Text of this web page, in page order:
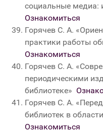
социальные медиа:
Ознакомиться
Горячев С. А.
практики работы
Ознакомиться
Горячев С. А.
периодическими
библиотеке»
Горячев С. А.
библиотек в
Ознакомиться